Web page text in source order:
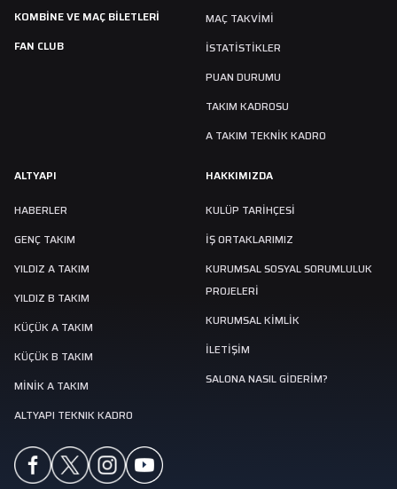
KOMBİNE VE MAÇ BİLETLERİ
FAN CLUB
MAÇ TAKVIMI
İSTATİSTİKLER
PUAN DURUMU
TAKIM KADROSU
A TAKIM TEKNİK KADRO
ALTYAPI
HABERLER
GENÇ TAKIM
YILDIZ A TAKIM
YILDIZ B TAKIM
KÜÇÜK A TAKIM
KÜÇÜK B TAKIM
MINIK A TAKIM
ALTYAPI TEKNIK KADRO
HAKKIMIZDA
KULÜP TARIHÇESI
İŞ ORTAKLARIMIZ
KURUMSAL SOSYAL SORUMLULUK
PROJELERİ
KURUMSAL KİMLİK
İLETİŞİM
SALONA NASIL GIDERIM?